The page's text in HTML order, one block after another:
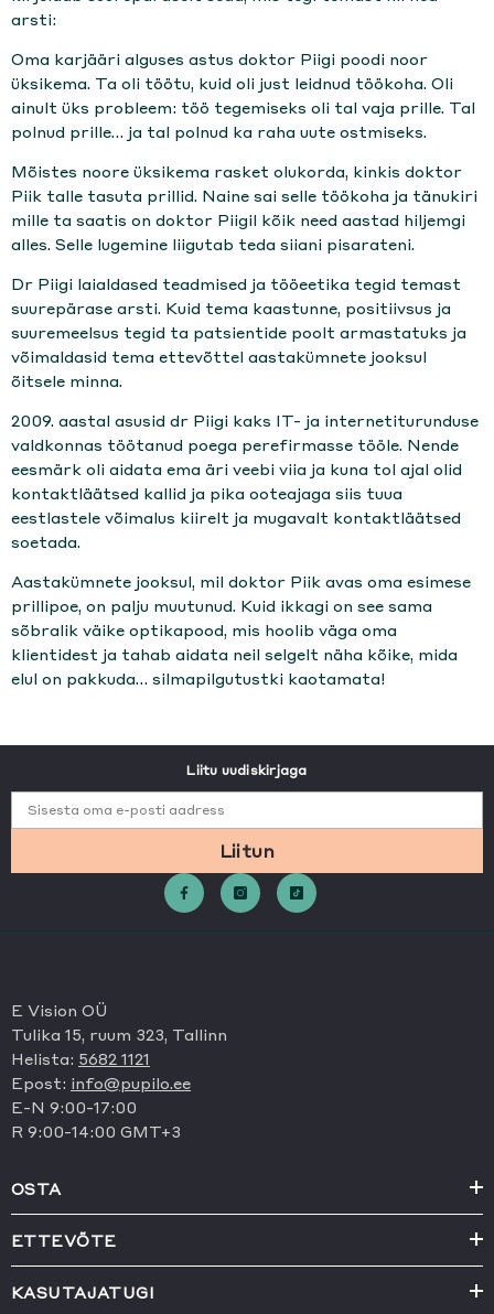
arsti:
Oma karjääri alguses astus doktor Piigi poodi noor
üksikema. Ta oli töötu, kuid oli just leidnud töökoha. Oli
ainult üks probleem: töö tegemiseks oli tal vaja prille. Tal
polnud prille… ja tal polnud ka raha uute ostmiseks.
Mõistes noore üksikema rasket olukorda, kinkis doktor
Piik talle tasuta prillid. Naine sai selle töökoha ja tänukiri
mille ta saatis on doktor Piigil kõik need aastad hiljemgi
alles. Selle lugemine liigutab teda siiani pisarateni.
Dr Piigi laialdased teadmised ja tööeetika tegid temast
suurepärase arsti. Kuid tema kaastunne, positiivsus ja
suuremeelsus tegid ta patsientide poolt armastatuks ja
võimaldasid tema ettevõttel aastakümnete jooksul
õitsele minna.
2009. aastal asusid dr Piigi kaks IT- ja internetiturunduse
valdkonnas töötanud poega perefirmasse tööle. Nende
eesmärk oli aidata ema äri veebi viia ja kuna tol ajal olid
kontaktläätsed kallid ja pika ooteajaga siis tuua
eestlastele võimalus kiirelt ja mugavalt kontaktläätsed
soetada.
Aastakümnete jooksul, mil doktor Piik avas oma esimese
prillipoe, on palju muutunud. Kuid ikkagi on see sama
sõbralik väike optikapood, mis hoolib väga oma
klientidest ja tahab aidata neil selgelt näha kõike, mida
elul on pakkuda… silmapilgutustki kaotamata!
Liitu uudiskirjaga
Sisesta oma e-posti aadress
Liitun
E Vision OÜ
Tulika 15, ruum 323, Tallinn
Helista: 5682 1121
Epost: info@pupilo.ee
E-N 9:00-17:00
R 9:00-14:00 GMT+3
OSTA
ETTEVÕTE
KASUTAJATUGI